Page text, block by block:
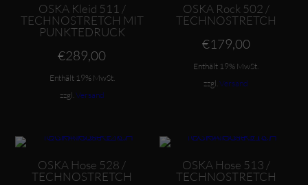
OSKA Kleid 511 /
TECHNOSTRETCH MIT
PUNKTEDRUCK
€289,00
Enthält 19% MwSt.
zzgl. Versand
OSKA Rock 502 /
TECHNOSTRETCH
€179,00
Enthält 19% MwSt.
zzgl.Versand
Dieses Produkt weist mehrere Varianten auf. Die Optionen können auf der Produktseite gewählt werden
OSKA Hose 528 /
TECHNOSTRETCH
Dieses Produkt weist mehrere Varianten auf. Die Optionen können auf der Produktseite gewählt werden
OSKA Hose 513 /
TECHNOSTRETCH